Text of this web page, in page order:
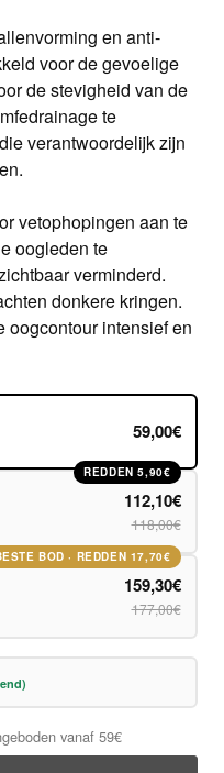
en anti-
voor de gevoelige
de stevigheid van de
te
verantwoordelijk zijn
vetophopingen aan te
oogleden te
verminderd.
donkere kringen.
oogcontour intensief en
59,00€
REDDEN 5,90€
112,10€
118,00€
BOD · REDDEN 17,70€
159,30€
177,00€
vanaf 59€